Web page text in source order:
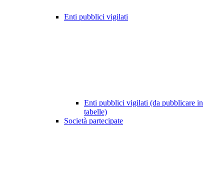
Enti pubblici vigilati
Enti pubblici vigilati (da pubblicare in
tabelle)
Società partecipate